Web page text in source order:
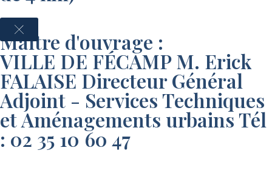
Maître d'ouvrage :
VILLE DE FÉCAMP M. Erick
FALAISE Directeur Général
Adjoint - Services Techniques
et Aménagements urbains Tél
: 02 35 10 60 47